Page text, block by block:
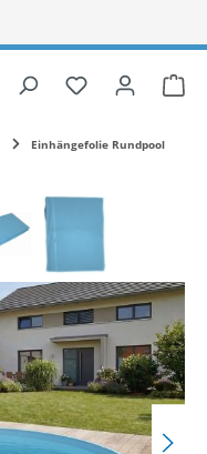
Du hast 0
Einhängefolie Rundpool